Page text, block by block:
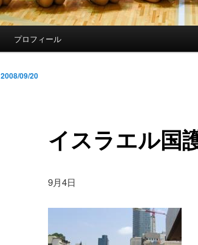
プロフィール
イスラエル
2008/09/20
9月4日